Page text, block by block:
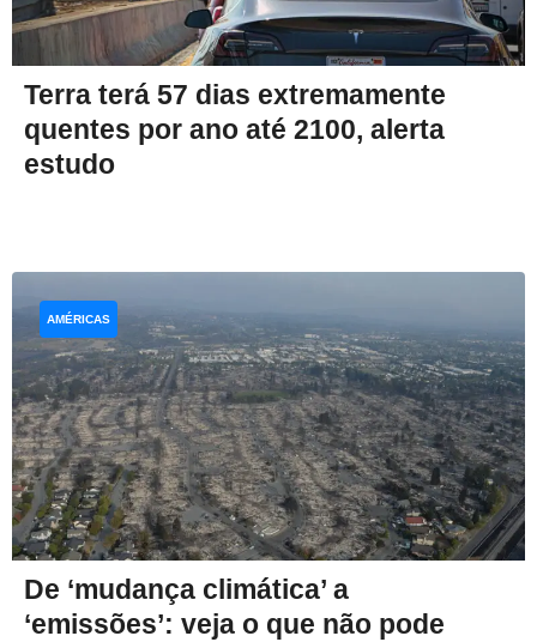
Terra terá 57 dias extremamente
quentes por ano até 2100, alerta
estudo
De ‘mudança climática’ a
‘emissões’: veja o que não pode
AMÉRICAS